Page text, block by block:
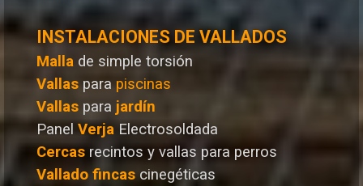
INSTALACIONES DE VALLADOS
Malla de simple torsión
Vallas para piscinas
Vallas para jardín
Panel Verja Electrosoldada
Cercas recintos y vallas para perros
Vallado fincas cinegéticas